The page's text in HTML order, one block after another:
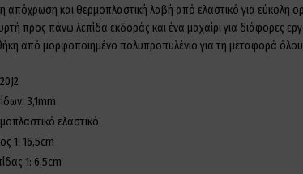
απόχρωση και θερμοπλαστική λαβή από ελαστικό για εύκολη
προς πάνω λεπίδα εκδοράς και ένα μαχαίρι για διάφορες
από μορφοποιημένο πολυπροπυλένιο για τη μεταφορά
3,1mm
ελαστικό
1: 16,5cm
1: 6,5cm